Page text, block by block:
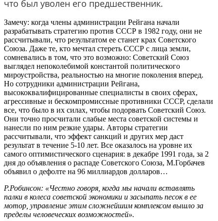
что был уволен его предшественник.
Замечу: когда члены администрации Рейгана начали
разрабатывать стратегию против СССР в 1982 году, они не
рассчитывали, что результатом ее станет крах Советского
Союза. Даже те, кто мечтал стереть СССР с лица земли,
сомневались в том, что это возможно: Советский Союз
выглядел непоколебимой константой политического
мироустройства, реальностью на многие поколения вперед.
Но сотрудники администрации Рейгана,
высококвалифицированные специалисты в своих сферах,
агрессивные и бескомпромиссные противники СССР, сделали
все, что было в их силах, чтобы подорвать Советский Союз.
Они точно просчитали слабые места советской системы и
нанесли по ним резкие удары. Авторы стратегии
рассчитывали, что эффект санкций и других мер даст
результат в течение 5-10 лет. Все оказалось на уровне их
самого оптимистического сценария: в декабре 1991 года, за 2
дня до объявления о распаде Советского Союза, М.Горбачев
объявил о дефолте на 96 миллиардов долларов…
Р.Робинсон: «Честно говоря, когда мы начали вставлять
палки в колеса советской экономики и засыпать песок в ее
мотор, управление этим сложнейшим комплексом вышло за
пределы человеческих возможностей».